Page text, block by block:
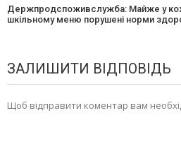
Держпродспоживслужба: Майже у
шкільному меню порушені норми
ЗАЛИШИТИ ВІДПОВІДЬ
Щоб відправити коментар вам